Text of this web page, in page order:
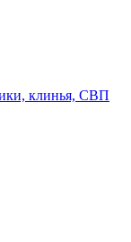
клинья, СВП